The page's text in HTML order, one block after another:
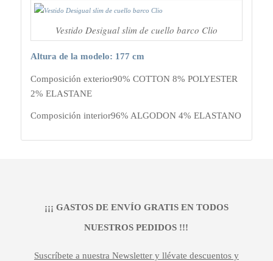
Vestido Desigual slim de cuello barco Clio
Altura de la modelo: 177 cm
Composición exterior90% COTTON 8% POLYESTER
2% ELASTANE
Composición interior96% ALGODON 4% ELASTANO
¡¡¡ GASTOS DE ENVÍO GRATIS EN TODOS
NUESTROS PEDIDOS !!!
Suscríbete a nuestra Newsletter y llévate descuentos y